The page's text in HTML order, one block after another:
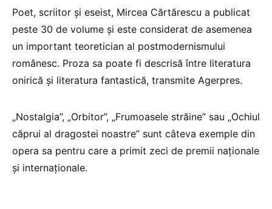
Poet, scriitor şi eseist, Mircea Cărtărescu a publicat
peste 30 de volume şi este considerat de asemenea
un important teoretician al postmodernismului
românesc. Proza sa poate fi descrisă între literatura
onirică şi literatura fantastică, transmite Agerpres.
„Nostalgia”, „Orbitor”, „Frumoasele străine” sau „Ochiul
căprui al dragostei noastre” sunt câteva exemple din
opera sa pentru care a primit zeci de premii naţionale
şi internaţionale.